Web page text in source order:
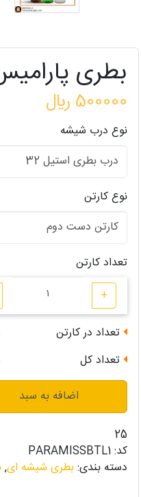
بطری
500000 ﷼
نوع درب شیشه
نوع کارتن
تعداد کارتن
+
تعداد در کارتن
تعداد کل
اضافه به سبد
25
کد:
دسته بندی:بطری شیشه ای,